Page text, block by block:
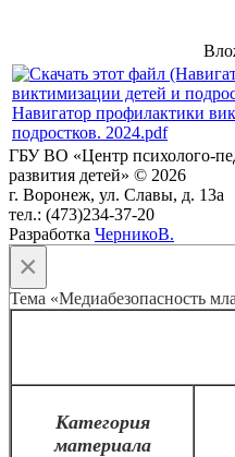
Навигатор профилактики
подростков. 2024.pdf
ГБУ ВО «Центр психолого-
развития детей» © 2026
г. Воронеж, ул. Славы, д. 13а
тел.: (473)234-37-20
Разработка ЧерникоВ.
×
Тема «Медиабезопасность
Категория
материала